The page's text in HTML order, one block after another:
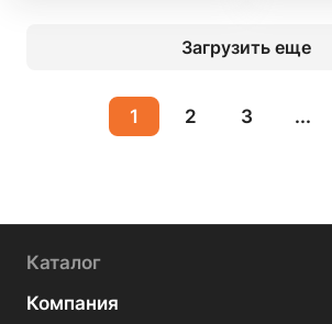
Загрузить еще
1 2 3 ...
Каталог
Компания